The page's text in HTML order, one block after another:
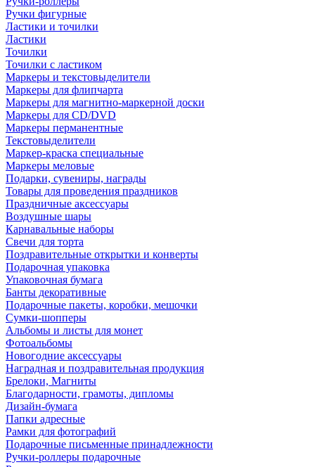
Ручки фигурные
Ластики и точилки
Ластики
Точилки
Точилки с ластиком
Маркеры и текстовыделители
Маркеры для флипчарта
Маркеры для магнитно-маркерной доски
Маркеры для CD/DVD
Маркеры перманентные
Текстовыделители
Маркер-краска специальные
Маркеры меловые
Подарки, сувениры, награды
Товары для проведения праздников
Праздничные аксессуары
Воздушные шары
Карнавальные наборы
Свечи для торта
Поздравительные открытки и конверты
Подарочная упаковка
Упаковочная бумага
Банты декоративные
Подарочные пакеты, коробки, мешочки
Сумки-шопперы
Альбомы и листы для монет
Фотоальбомы
Новогодние аксессуары
Наградная и поздравительная продукция
Брелоки, Магниты
Благодарности, грамоты, дипломы
Дизайн-бумага
Папки адресные
Рамки для фотографий
Подарочные письменные принадлежности
Ручки-роллеры подарочные